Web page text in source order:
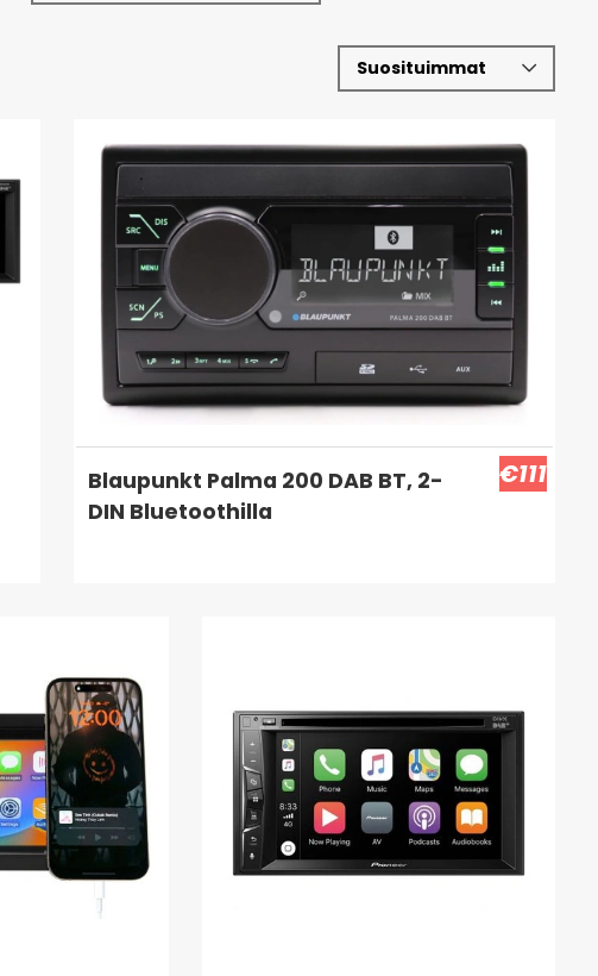
Blaupunkt Palma 200 DAB BT, 2-
DIN Bluetoothilla
€111